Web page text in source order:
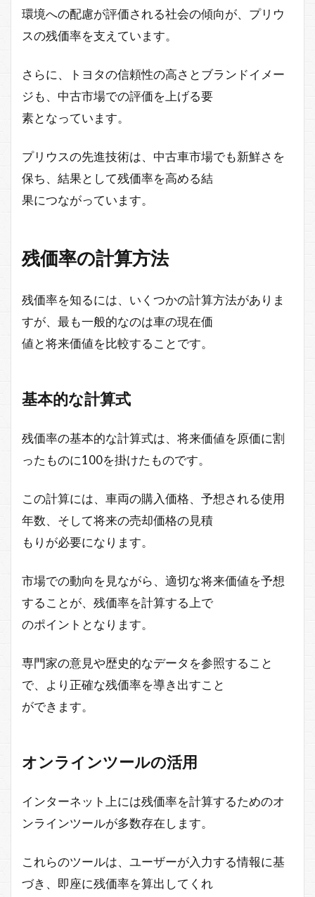
環境への配慮が評価される社会の傾向が、プリウ
スの残価率を支えています。
さらに、トヨタの信頼性の高さとブランドイメー
ジも、中古市場での評価を上げる要
素となっています。
プリウスの先進技術は、中古車市場でも新鮮さを
保ち、結果として残価率を高める結
果につながっています。
残価率の計算方法
残価率を知るには、いくつかの計算方法がありま
すが、最も一般的なのは車の現在価
値と将来価値を比較することです。
基本的な計算式
残価率の基本的な計算式は、将来価値を原価に割
ったものに100を掛けたものです。
この計算には、車両の購入価格、予想される使用
年数、そして将来の売却価格の見積
もりが必要になります。
市場での動向を見ながら、適切な将来価値を予想
することが、残価率を計算する上で
のポイントとなります。
専門家の意見や歴史的なデータを参照すること
で、より正確な残価率を導き出すこと
ができます。
オンラインツールの活用
インターネット上には残価率を計算するためのオ
ンラインツールが多数存在します。
これらのツールは、ユーザーが入力する情報に基
づき、即座に残価率を算出してくれ